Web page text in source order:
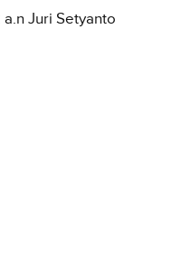
Juri Setyanto